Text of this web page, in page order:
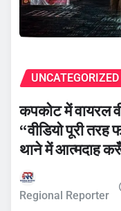
UNCATEGORIZED
कपकोट में वायरल
“वीडियो पूरी तरह
थाने में आत्मदाह
Regional Reporter